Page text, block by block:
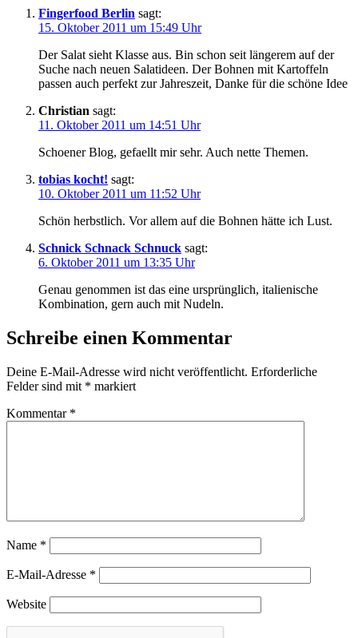
Fingerfood Berlin sagt:
15. Oktober 2011 um 15:49 Uhr
Der Salat sieht Klasse aus. Bin schon seit längerem auf der
Suche nach neuen Salatideen. Der Bohnen mit Kartoffeln
passen auch perfekt zur Jahreszeit, Danke für die schöne Idee
Christian sagt:
11. Oktober 2011 um 14:51 Uhr
Schoener Blog, gefaellt mir sehr. Auch nette Themen.
tobias kocht! sagt:
10. Oktober 2011 um 11:52 Uhr
Schön herbstlich. Vor allem auf die Bohnen hätte ich Lust.
Schnick Schnack Schnuck sagt:
6. Oktober 2011 um 13:35 Uhr
Genau genommen ist das eine ursprünglich, italienische
Kombination, gern auch mit Nudeln.
Schreibe einen Kommentar
Deine E-Mail-Adresse wird nicht veröffentlicht. Erforderliche
Felder sind mit * markiert
Kommentar *
Name *
E-Mail-Adresse *
Website